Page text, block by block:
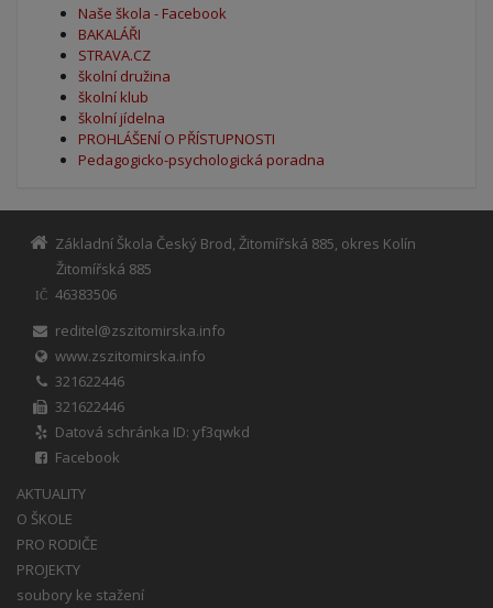
Naše škola - Facebook
BAKALÁŘI
STRAVA.CZ
školní družina
školní klub
školní jídelna
PROHLÁŠENÍ O PŘÍSTUPNOSTI
Pedagogicko-psychologická poradna
Základní Škola Český Brod, Žitomířská 885, okres Kolín
Žitomířská 885
IČ
46383506
reditel@zszitomirska.info
www.zszitomirska.info
321622446
321622446
Datová schránka ID: yf3qwkd
Facebook
AKTUALITY
O ŠKOLE
PRO RODIČE
PROJEKTY
soubory ke stažení